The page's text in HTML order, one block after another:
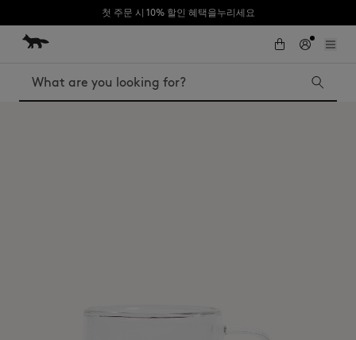
첫 주문 시 10% 할인 혜택을누리세요
Skip to Content
Skip to Footer
Search